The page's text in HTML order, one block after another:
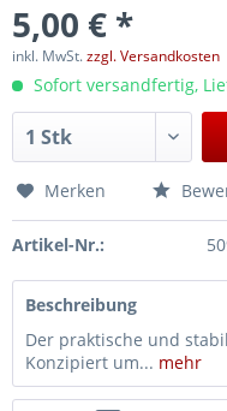
5,00 € *
inkl. MwSt.zzgl. Versandkosten
Sofort versandfertig,
Merken
Artikel-Nr.:
Beschreibung
Der praktische und
Konzipiert um... mehr